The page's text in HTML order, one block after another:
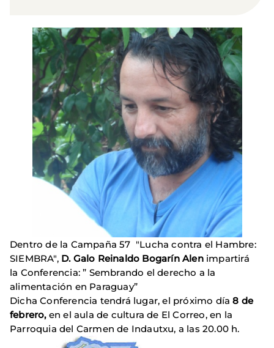
Dentro de la Campaña 57 "Lucha contra el Hambre:
SIEMBRA",D. Galo Reinaldo Bogarín Alenimpartirá
la Conferencia: ” Sembrando el derecho a la
alimentación en Paraguay”
Dicha Conferencia tendrá lugar, el próximo día8 de
febrero,en el aula de cultura de El Correo, en la
Parroquia del Carmen de Indautxu, a las 20.00 h.